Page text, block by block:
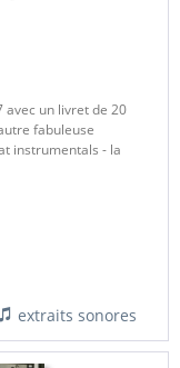
avec un livret de 20
fabuleuse
instrumentals - la
extraits sonores